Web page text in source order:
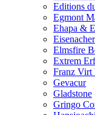
Editions
Egmont
Ehapa &
Elmsfire
Extrem
Franz Virt
Gevacur
Gladstone
Gringo